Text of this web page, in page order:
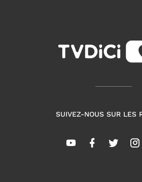
SUIVEZ-NOUS SUR LES